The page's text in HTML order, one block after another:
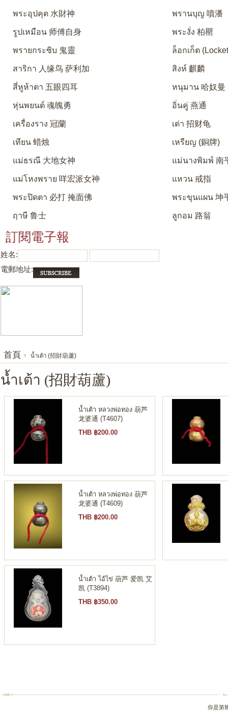
พระอุปคุต 水財神 พรานบุญ 噴潘
รูปเหมือน 师傅自身 พระงั่ง 柏罌
พรายกระซิบ 鬼靈 ล็อกเก็ต
สาริกา 人缘鸟 萨利加 สิงห์ 麒麟
สี่หูห้าตา 五眼四耳 หนุมาน 哈奴曼
หุ่นพยนต์ 魂魄勇 อิ่นคู่ 燕通
เครื่องราง 冠蘭 เต่า 招财龟
เทียน 蜡烛 เหรียญ (銅牌)
แม่ธรณี 大地女神 แม่นางพิมพ์ 南
แม่โหงพราย 咩宏派女神 แหวน 戒指
พระปิดตา 必打 掩面佛 พระขุนแผน 坤
ฤาษี 鲁士 ลูกอม 路翁
訂閱電子報
姓名:
電郵地址:
首頁 น้ำเต้า (招財葫蘆)
น้ำเต้า (招財葫蘆)
น้ำเต้า หลวงพ่อทอง 葫芦
龙婆通 (T4607)
THB ฿200.00
น้ำเต้า หลวงพ่อทอง 葫芦
龙婆通 (T4609)
THB ฿200.00
น้ำเต้า ไอ้ไข่ 葫芦 爱凯 艾
凯 (T3894)
THB ฿350.00
你是第